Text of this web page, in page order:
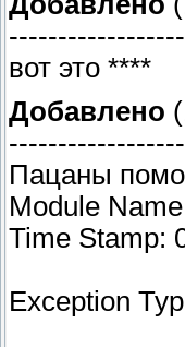
вот это ****
Добавлено
Пацаны
Module
Time Stamp:
Exception